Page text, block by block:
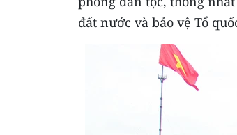
đất nước và bảo vệ Tổ